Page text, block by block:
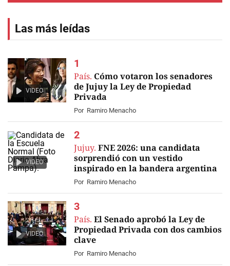
Las más leídas
VIDEO
País. Cómo votaron los senadores
de Jujuy la Ley de Propiedad
Privada
Por Ramiro Menacho
VIDEO
Jujuy. FNE 2026: una candidata
sorprendió con un vestido
inspirado en la bandera argentina
Por Ramiro Menacho
VIDEO
País. El Senado aprobó la Ley de
Propiedad Privada con dos cambios
clave
Por Ramiro Menacho